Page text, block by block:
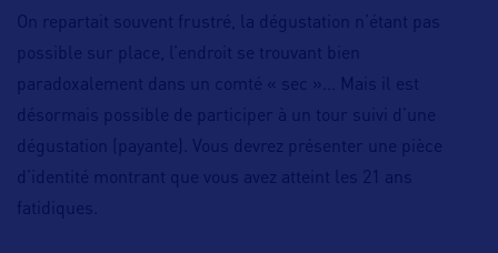
On repartait souvent frustré, la dégustation n’étant pas
possible sur place, l’endroit se trouvant bien
paradoxalement dans un comté « sec »… Mais il est
désormais possible de participer à un tour suivi d’une
dégustation (payante). Vous devrez présenter une pièce
d’identité montrant que vous avez atteint les 21 ans
fatidiques.